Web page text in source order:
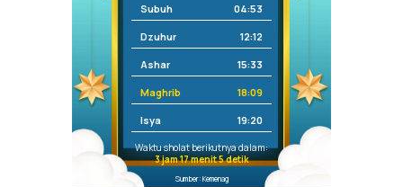
Subuh 04:53
Dzuhur 12:12
Ashar 15:33
Maghrib 18:09
Isya 19:20
Waktu sholat berikutnya dalam:
3 jam 17 menit 5 detik
Sumber: Kemenag